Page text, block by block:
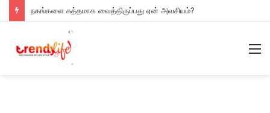
நகங்களை சுத்தமாக வைத்திருப்பது ஏன் அவசியம்?